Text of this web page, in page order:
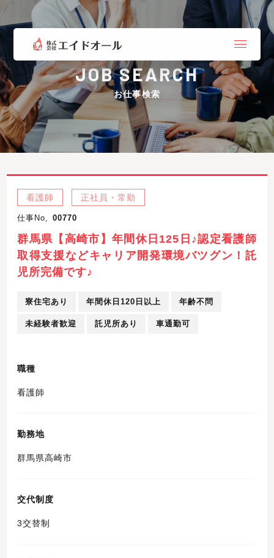
JOB SEARCH
お仕事検索
看護師 正社員・常勤
仕事No, 00770
群馬県【高崎市】年間休日125日♪認定看護師
取得支援などキャリア開発環境バツグン！託
児所完備です♪
寮住宅あり 年間休日120日以上 年齢不問
未経験者歓迎 託児所あり 車通勤可
職種
看護師
勤務地
群馬県高崎市
交代制度
3交替制